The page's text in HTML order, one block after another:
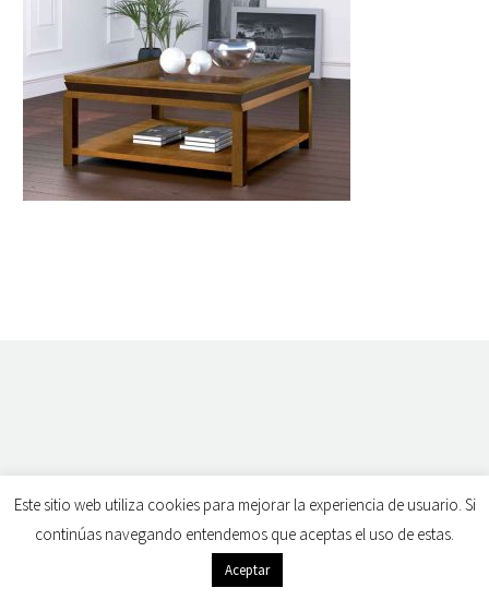
Este sitio web utiliza cookies para mejorar la experiencia de usuario. Si
continúas navegando entendemos que aceptas el uso de estas.
Aceptar